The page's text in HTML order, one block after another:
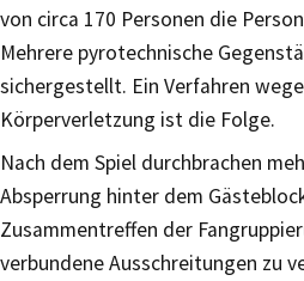
von circa 170 Personen die
Mehrere pyrotechnische
sichergestellt. Ein Verfahren
Körperverletzung ist die Folge.
Nach dem Spiel durchbrachen
Absperrung hinter dem
Zusammentreffen der
verbundene Ausschreitungen zu